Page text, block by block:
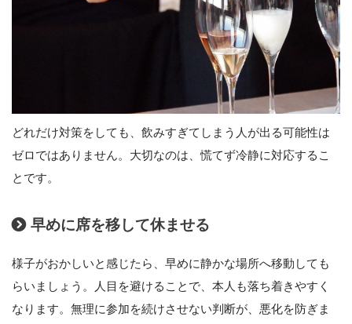
どれだけ対策をしても、飲みすぎてしまう人が出る可能性は
ゼロではありません。大切なのは、慌てず冷静に対応するこ
とです。
早めに席を移して休ませる
様子がおかしいと感じたら、早めに静かな場所へ移動しても
らいましょう。人目を避けることで、本人も落ち着きやすく
なります。無理に参加を続けさせない判断が、悪化を防ぎま